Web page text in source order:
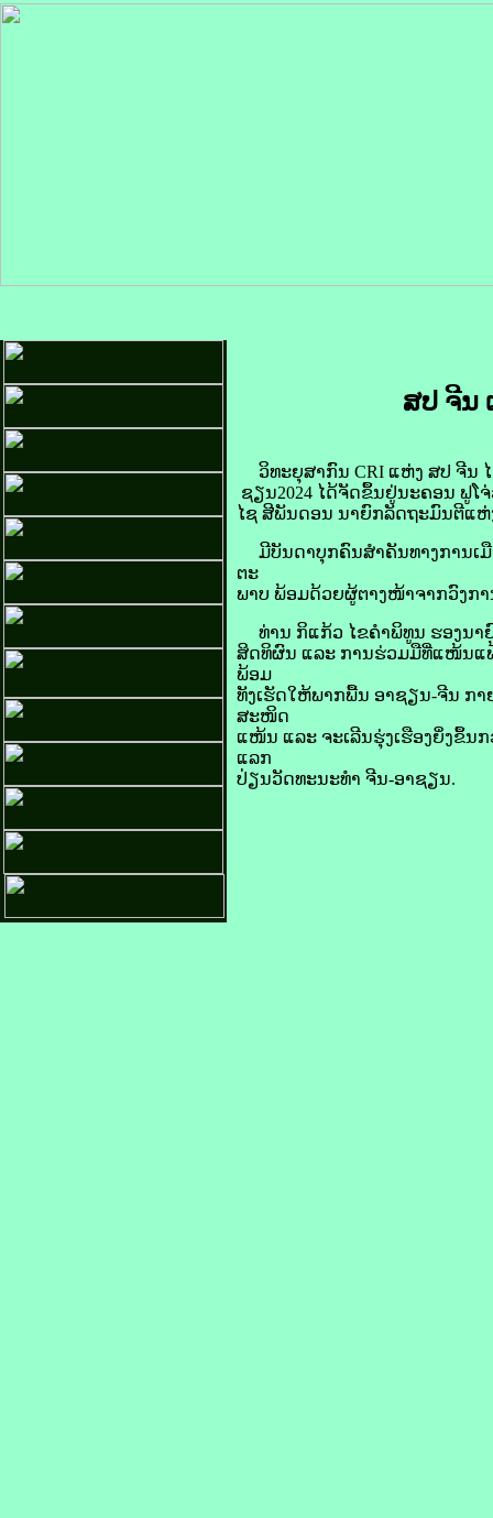
ສປ ຈີນ
ວິທະຍຸ​ສາກົນ CRI ແຫ່ງ ​ສປ ຈີນ
ຊຽນ2024 ໄດ້​ຈັດ​ຂຶ້ນຢູ່​ນະຄອນ ຟູ​ໂ
ໄຊ ສີ​ພັນ​ດອນ ນາຍົກລັດຖະມົນຕີ​ແຫ່
ມີ​ບັນດາ​ບຸກຄົນ​ສຳຄັນ​ທາງ​ການເ
ຕະ
ພາບ ພ້ອມ​ດ້ວຍ​ຜູ້ຕາງໜ້າຈາກ​ວົງ​ກ
ທ່ານ ກິ​ແກ້ວ ໄຂ​ຄຳ​ພິທູນ ຮອງ​ນາ
ສິດທິ​ຜົນ ແລະ ການ​ຮ່ວມ​ມືທີ່​ແໜ້ນ​ແ
ພ້ອມ
​ທັງເຮັດ​ໃຫ້​ພາກ​ພື້ນ ອາ​ຊຽນ-ຈີນ ກາ
ສະໜິດ
ແໜ້ນ ແລະ ຈະເລີນ​ຮຸ່ງເຮືອງຍິ່ງ​ຂຶ້ນ​ກ
ແລກ
ປ່ຽນວັດທະນະທຳ ຈີນ-ອາຊຽນ.